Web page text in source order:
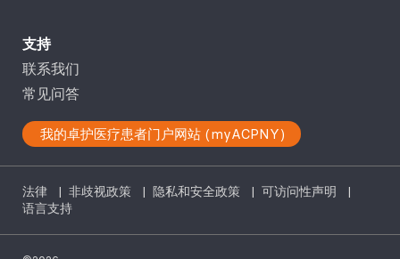
支持
联系我们
常见问答
我的卓护医疗患者门户网站 (myACPNY)
法律 | 非歧视政策 | 隐私和安全政策 | 可访问性声明
|
语言支持